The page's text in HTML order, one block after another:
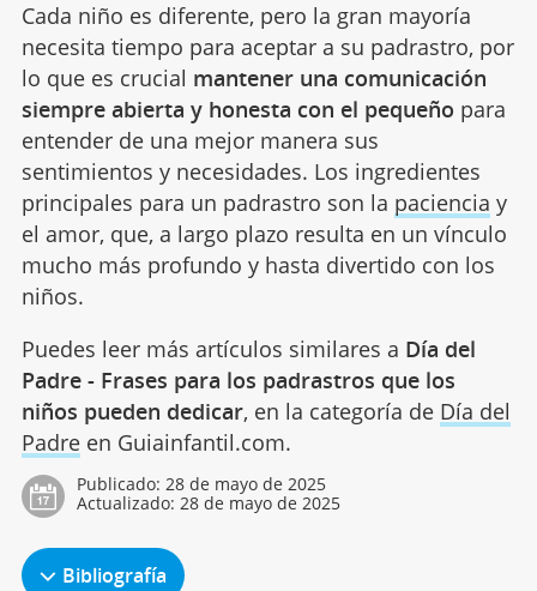
Cada niño es diferente, pero la gran mayoría
necesita tiempo para aceptar a su padrastro, por
lo que es crucial mantener una comunicación
siempre abierta y honesta con el pequeño para
entender de una mejor manera sus
sentimientos y necesidades. Los ingredientes
principales para un padrastro son la paciencia y
el amor, que, a largo plazo resulta en un vínculo
mucho más profundo y hasta divertido con los
niños.
Puedes leer más artículos similares a Día del
Padre - Frases para los padrastros que los
niños pueden dedicar, en la categoría de Día del
Padreen Guiainfantil.com.
Publicado: 28 de mayo de 2025
Actualizado: 28 de mayo de 2025
Bibliografía